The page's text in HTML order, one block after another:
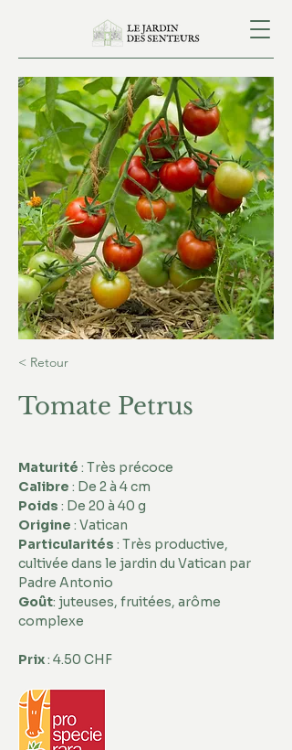
< Retour
Tomate Petrus
Maturité : Très précoce
Calibre : De 2 à 4 cm
Poids : De 20 à 40 g
Origine : Vatican
Particularités : Très productive,
cultivée dans le jardin du Vatican par
Padre Antonio
Goût: juteuses, fruitées, arôme
complexe
Prix : 4.50 CHF